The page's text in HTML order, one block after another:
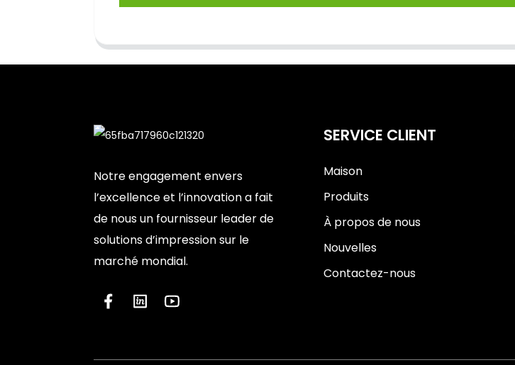
Notre engagement envers
l’excellence et l’innovation a fait
de nous un fournisseur leader de
solutions d’impression sur le
marché mondial.
SERVICE CLIENT
Maison
Produits
À propos de nous
Nouvelles
Contactez-nous